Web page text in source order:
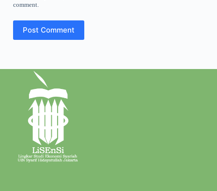
comment.
Post Comment